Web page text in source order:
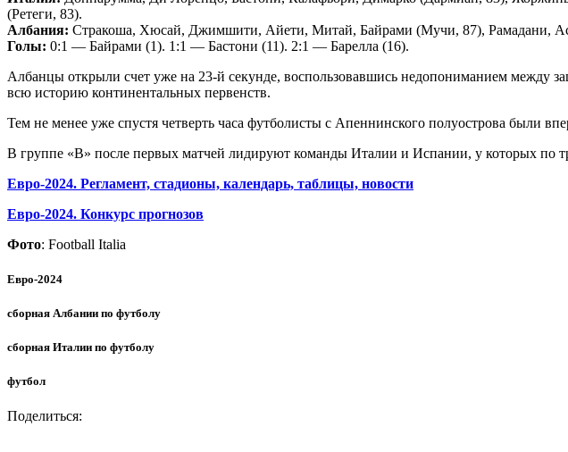
(Ретеги, 83).
Албания: Стракоша, Хюсай, Джимшити, Айети, Митай, Байрами (Мучи, 87), Рамадани,
Голы: 0:1 — Байрами (1). 1:1 — Бастони (11). 2:1 — Барелла (16).
Албанцы открыли счет уже на 23-й секунде, воспользовавшись недопониманием
всю историю континентальных первенств.
Тем не менее уже спустя четверть часа футболисты с Апеннинского полуострова были
В группе «В» после первых матчей лидируют команды Италии и Испании, у которых по
Евро-2024. Регламент, стадионы, календарь, таблицы, новости
Евро-2024. Конкурс прогнозов
Фото: Football Italia
Евро-2024
сборная Албании по футболу
сборная Италии по футболу
футбол
Поделиться: